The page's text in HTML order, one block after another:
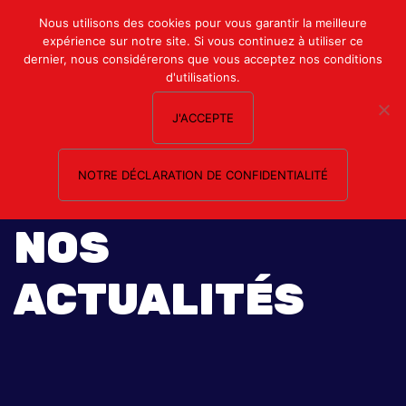
Mon compte
Nous contacter
NOS
ACTUALITÉS
Nous utilisons des cookies pour vous garantir la meilleure
expérience sur notre site. Si vous continuez à utiliser ce
dernier, nous considérerons que vous acceptez nos conditions
d'utilisations.
J'ACCEPTE
NOTRE DÉCLARATION DE CONFIDENTIALITÉ